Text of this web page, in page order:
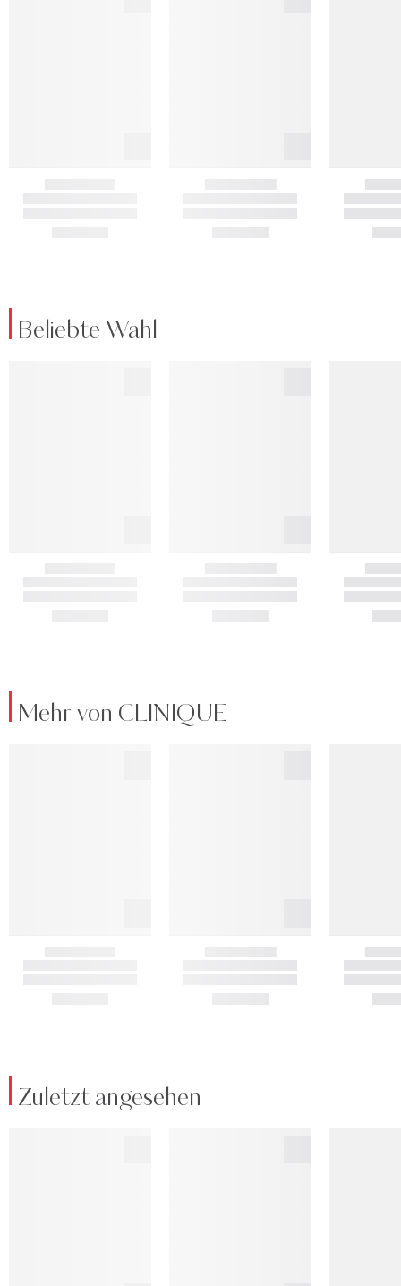
Beliebte Wahl
Mehr von CLINIQUE
Zuletzt angesehen